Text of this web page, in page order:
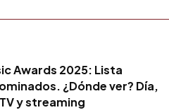
Awards 2025: Lista
¿Dónde ver? Día,
y streaming